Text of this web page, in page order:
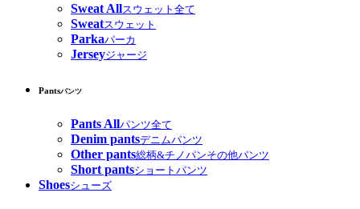
Sweat Allスウェット全て
Sweatスウェット
Parkaパーカ
Jerseyジャージ
Pantsパンツ
Pants Allパンツ全て
Denim pantsデニムパンツ
Other pants総柄&チノパンその他パンツ
Short pantsショートパンツ
Shoesシューズ